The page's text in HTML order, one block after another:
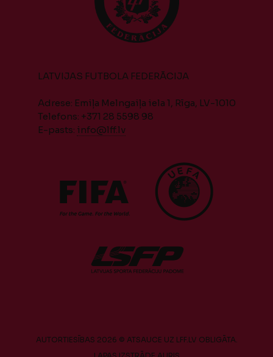
LATVIJAS FUTBOLA FEDERĀCIJA
Adrese: Emiļa Melngaiļa iela 1, Rīga, LV-1010
Telefons: +371 28 5598 98
E-pasts: info@lff.lv
AUTORTIESĪBAS 2026 © ATSAUCE UZ LFF.LV OBLIGĀTA.